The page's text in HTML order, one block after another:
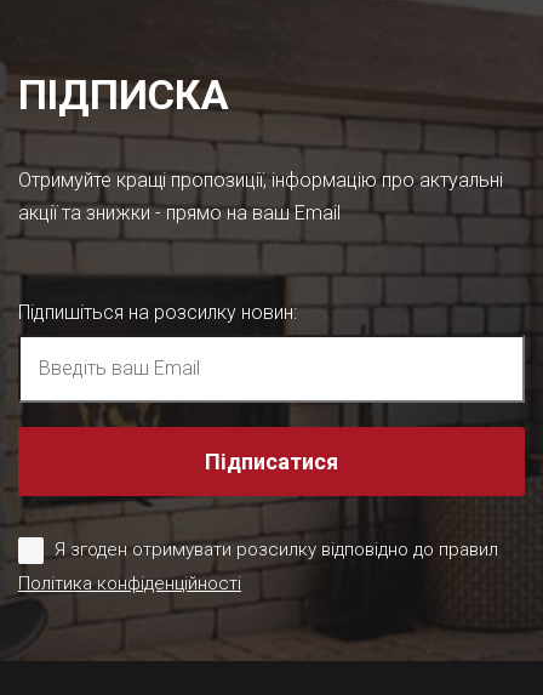
ПІДПИСКА
Отримуйте кращі пропозиції, інформацію про актуальні
акції та знижки - прямо на ваш Email
Підпишіться на розсилку новин:
Підписатися
Я згоден отримувати розсилку відповідно до правил
Політика конфіденційності